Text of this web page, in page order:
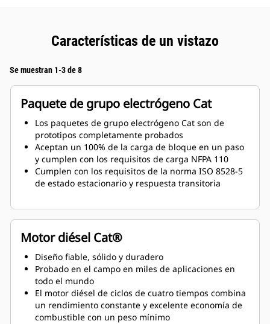
Características de un vistazo
Se muestran 1-3 de 8
Paquete de grupo electrógeno Cat
Los paquetes de grupo electrógeno Cat son de
prototipos completamente probados
Aceptan un 100% de la carga de bloque en un paso
y cumplen con los requisitos de carga NFPA 110
Cumplen con los requisitos de la norma ISO 8528-5
de estado estacionario y respuesta transitoria
Motor diésel Cat®
Diseño fiable, sólido y duradero
Probado en el campo en miles de aplicaciones en
todo el mundo
El motor diésel de ciclos de cuatro tiempos combina
un rendimiento constante y excelente economía de
combustible con un peso mínimo